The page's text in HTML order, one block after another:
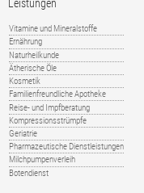
Leistungen
Vitamine und Mineralstoffe
Ernährung
Naturheilkunde
Ätherische Öle
Kosmetik
Familienfreundliche Apotheke
Reise- und Impfberatung
Kompressionsstrümpfe
Geriatrie
Pharmazeutische Dienstleistungen
Milchpumpenverleih
Botendienst